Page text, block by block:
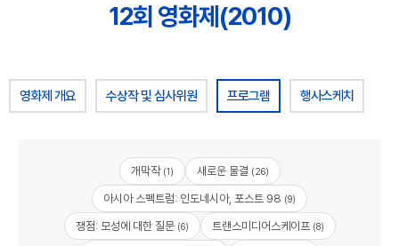
12회 영화제(2010)
영화제 개요 수상작 및 심사위원 프로그램 행사스케치
개막작(1) 새로운 물결 (26)
아시아 스펙트럼: 인도네시아, 포스트 98 (9)
쟁점: 모성에 대한 질문(6) 트랜스미디어스케이프(8)